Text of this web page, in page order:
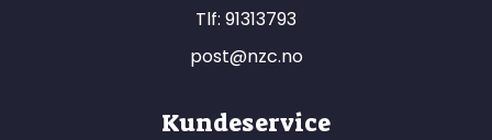
Tlf: 91313793
post@nzc.no
Kundeservice